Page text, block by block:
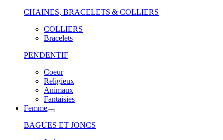
CHAINES, BRACELETS & COLLIERS
COLLIERS
Bracelets
PENDENTIF
Coeur
Religieux
Animaux
Fantaisies
Femme
BAGUES ET JONCS